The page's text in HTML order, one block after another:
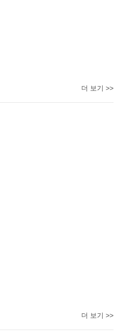
더 보기 >>
더 보기 >>